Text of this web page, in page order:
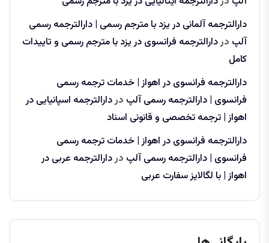
دارالترجمه آلمانی در یزد با مترجم رسمی | دارالترجمه رسمی
آلپ دردارالترجمه فرانسوی در یزد با مترجم رسمی و تاییدات
کامل
دارالترجمه فرانسوی در اهواز | خدمات ترجمه رسمی
فرانسوی | دارالترجمه رسمی آلپ دردارالترجمه اسپانیایی در
اهواز | ترجمه تخصصی و قانونی اسناد
دارالترجمه فرانسوی در اهواز | خدمات ترجمه رسمی
فرانسوی | دارالترجمه رسمی آلپ دردارالترجمه عربی در
اهواز | با لگالایز سفارت عربی